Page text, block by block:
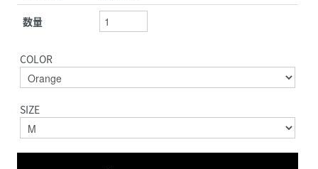
数量
COLOR
SIZE